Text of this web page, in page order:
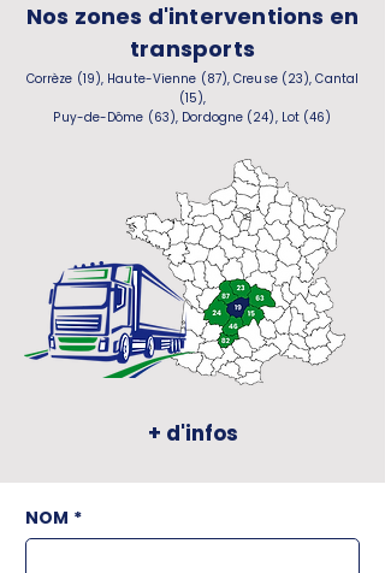
Nos zones d'interventions en
transports
Corrèze (19), Haute-Vienne (87), Creuse (23), Cantal
(15),
Puy-de-Dôme (63), Dordogne (24), Lot (46)
+ d'infos
NOM *